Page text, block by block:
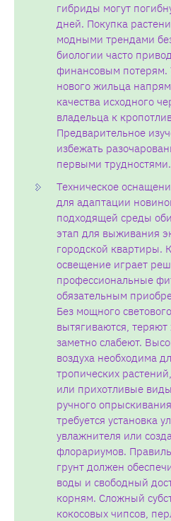
гибриды могут
дней. Покупка
модными трендами
биологии часто
финансовым потерям.
нового жильца
качества исходного
владельца к
Предварительное
избежать
первыми трудностями.
Техническое
для адаптации
подходящей среды
этап для выживания
городской квартиры.
освещение играет
профессиональные
обязательным
Без мощного
вытягиваются,
заметно слабеют.
воздуха необходима
тропических
или прихотливые
ручного
требуется установка
увлажнителя или
флорариумов.
грунт должен
воды и свободный
корням. Сложный
кокосовых чипсов,